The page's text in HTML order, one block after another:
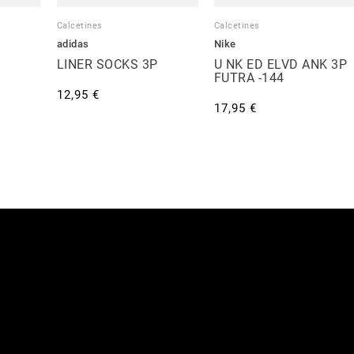
Calcetines
adidas
LINER SOCKS 3P
12,95 €
Calcetines
Nike
U NK ED ELVD ANK 3P
FUTRA -144
17,95 €